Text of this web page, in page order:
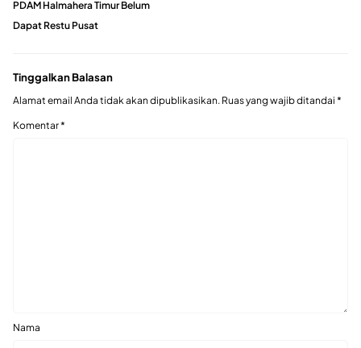
PDAM Halmahera Timur Belum
Dapat Restu Pusat
Tinggalkan Balasan
Alamat email Anda tidak akan dipublikasikan. Ruas yang wajib ditandai *
Komentar*
Nama